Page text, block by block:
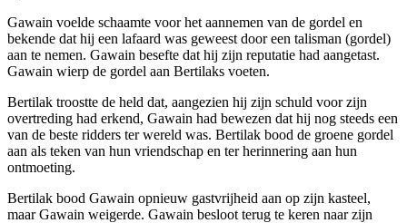
Gawain voelde schaamte voor het aannemen van de gordel en
bekende dat hij een lafaard was geweest door een talisman (gordel)
aan te nemen. Gawain besefte dat hij zijn reputatie had aangetast.
Gawain wierp de gordel aan Bertilaks voeten.
Bertilak troostte de held dat, aangezien hij zijn schuld voor zijn
overtreding had erkend, Gawain had bewezen dat hij nog steeds een
van de beste ridders ter wereld was. Bertilak bood de groene gordel
aan als teken van hun vriendschap en ter herinnering aan hun
ontmoeting.
Bertilak bood Gawain opnieuw gastvrijheid aan op zijn kasteel,
maar Gawain weigerde. Gawain besloot terug te keren naar zijn